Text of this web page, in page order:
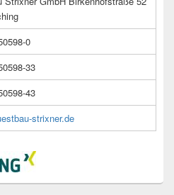
0
33
43
strixner.de